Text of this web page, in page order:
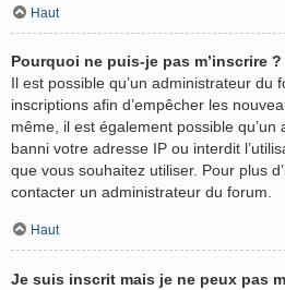
Haut
Pourquoi ne puis-je pas m’inscrire ?
Il est possible qu’un administrateur du
inscriptions afin d’empêcher les
même, il est également possible
banni votre adresse IP ou interdit
que vous souhaitez utiliser. Pour plus
contacter un administrateur du forum.
Haut
Je suis inscrit mais je ne peux pas